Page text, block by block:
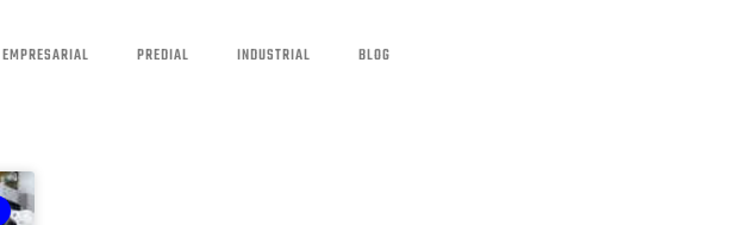
EMPRESARIAL PREDIAL INDUSTRIAL BLOG